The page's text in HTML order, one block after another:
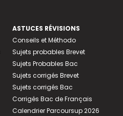
ASTUCES RÉVISIONS
Conseils et Méthodo
Sujets probables Brevet
Sujets Probables Bac
Sujets corrigés Brevet
Sujets corrigés Bac
Corrigés Bac de Français
Calendrier Parcoursup 2026